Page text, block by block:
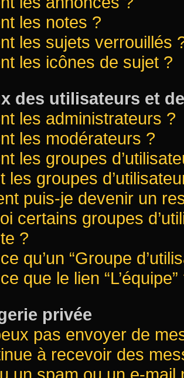
les notes ?
les sujets verrouillés
les icônes de sujet ?
des utilisateurs et
les administrateurs ?
les modérateurs ?
les groupes
les groupes
puis-je devenir un
certains groupes
?
qu’un “Groupe
que le lien “L’équipe”
privée
pas envoyer de
à recevoir des